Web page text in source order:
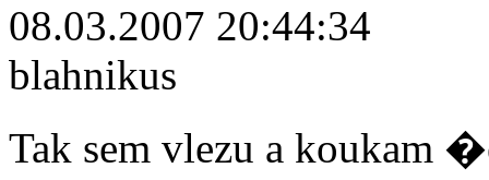
08.03.2007 20:44:34
blahnikus
Tak sem vlezu a koukam